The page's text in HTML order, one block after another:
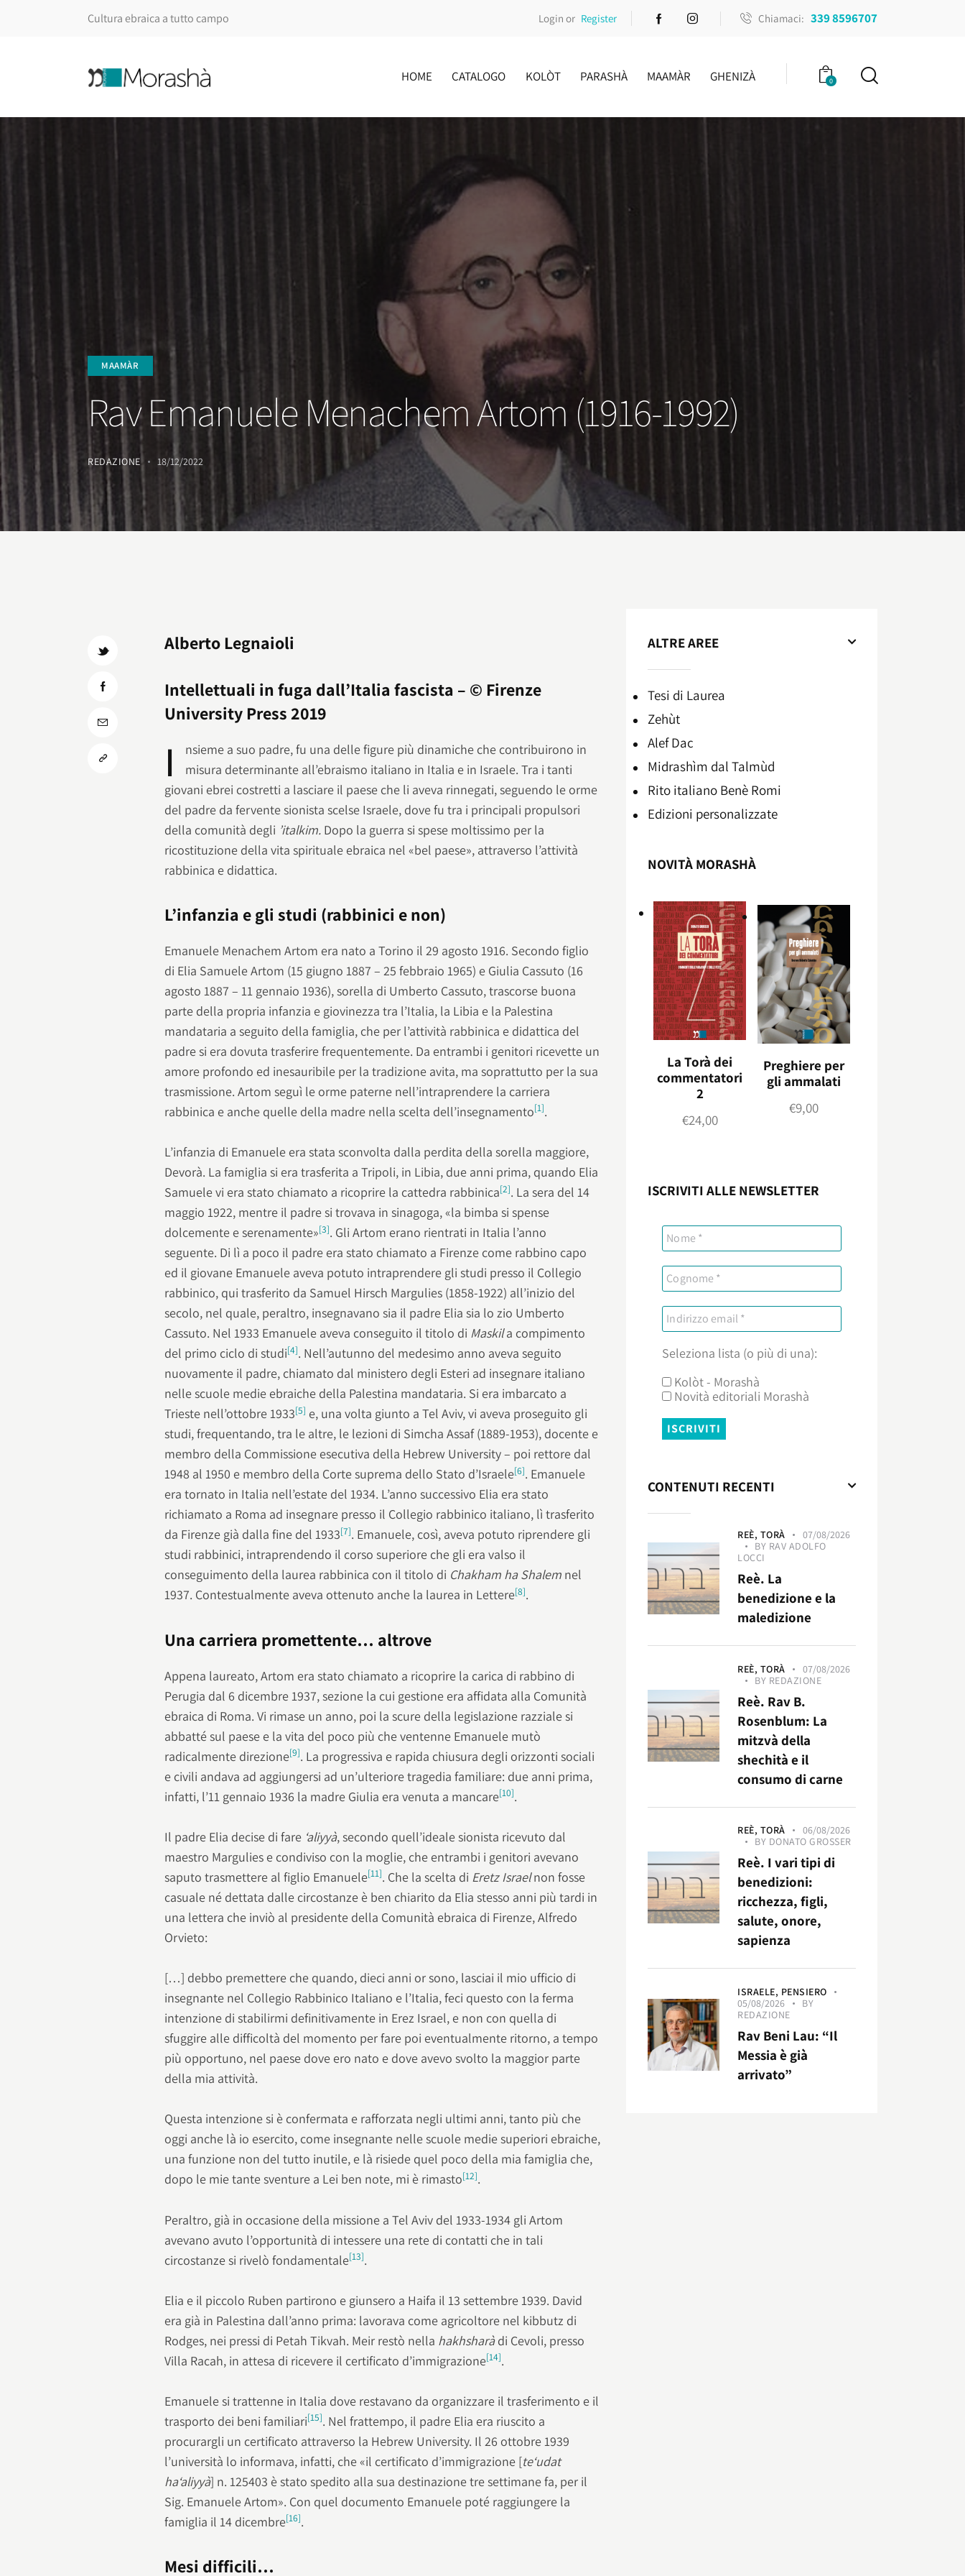
Cultura ebraica a tutto campo Login or Register Chiamaci: 339 8596707
HOME CATALOGO KOLÒT PARASHÀ MAAMÀR GHENIZÀ 0
MAAMÀR
Rav Emanuele Menachem Artom (1916-1992)
REDAZIONE 18/12/2022
Alberto Legnaioli
Intellettuali in fuga dall’Italia fascista – © Firenze
University Press 2019
I
nsieme a suo padre, fu una delle figure più dinamiche che contribuirono in
misura determinante all’ebraismo italiano in Italia e in Israele. Tra i tanti
giovani ebrei costretti a lasciare il paese che li aveva rinnegati, seguendo le orme
del padre da fervente sionista scelse Israele, dove fu tra i principali propulsori
della comunità degli ’italkim. Dopo la guerra si spese moltissimo per la
ricostituzione della vita spirituale ebraica nel «bel paese», attraverso l’attività
rabbinica e didattica.
L’infanzia e gli studi (rabbinici e non)
Emanuele Menachem Artom era nato a Torino il 29 agosto 1916. Secondo figlio
di Elia Samuele Artom (15 giugno 1887 – 25 febbraio 1965) e Giulia Cassuto (16
agosto 1887 – 11 gennaio 1936), sorella di Umberto Cassuto, trascorse buona
parte della propria infanzia e giovinezza tra l’Italia, la Libia e la Palestina
mandataria a seguito della famiglia, che per l’attività rabbinica e didattica del
padre si era dovuta trasferire frequentemente. Da entrambi i genitori ricevette un
amore profondo ed inesauribile per la tradizione avita, ma soprattutto per la sua
trasmissione. Artom seguì le orme paterne nell’intraprendere la carriera
rabbinica e anche quelle della madre nella scelta dell’insegnamento[1].
L’infanzia di Emanuele era stata sconvolta dalla perdita della sorella maggiore,
Devorà. La famiglia si era trasferita a Tripoli, in Libia, due anni prima, quando Elia
Samuele vi era stato chiamato a ricoprire la cattedra rabbinica[2]. La sera del 14
maggio 1922, mentre il padre si trovava in sinagoga, «la bimba si spense
dolcemente e serenamente»[3]. Gli Artom erano rientrati in Italia l’anno
seguente. Di lì a poco il padre era stato chiamato a Firenze come rabbino capo
ed il giovane Emanuele aveva potuto intraprendere gli studi presso il Collegio
rabbinico, qui trasferito da Samuel Hirsch Margulies (1858-1922) all’inizio del
secolo, nel quale, peraltro, insegnavano sia il padre Elia sia lo zio Umberto
Cassuto. Nel 1933 Emanuele aveva conseguito il titolo di Maskila compimento
del primo ciclo di studi[4]. Nell’autunno del medesimo anno aveva seguito
nuovamente il padre, chiamato dal ministero degli Esteri ad insegnare italiano
nelle scuole medie ebraiche della Palestina mandataria. Si era imbarcato a
Trieste nell’ottobre 1933[5] e, una volta giunto a Tel Aviv, vi aveva proseguito gli
studi, frequentando, tra le altre, le lezioni di Simcha Assaf (1889-1953), docente e
membro della Commissione esecutiva della Hebrew University – poi rettore dal
1948 al 1950 e membro della Corte suprema dello Stato d’Israele[6]. Emanuele
era tornato in Italia nell’estate del 1934. L’anno successivo Elia era stato
richiamato a Roma ad insegnare presso il Collegio rabbinico italiano, lì trasferito
da Firenze già dalla fine del 1933[7]. Emanuele, così, aveva potuto riprendere gli
studi rabbinici, intraprendendo il corso superiore che gli era valso il
conseguimento della laurea rabbinica con il titolo di Chakham ha Shalem nel
1937. Contestualmente aveva ottenuto anche la laurea in Lettere[8].
Una carriera promettente… altrove
Appena laureato, Artom era stato chiamato a ricoprire la carica di rabbino di
Perugia dal 6 dicembre 1937, sezione la cui gestione era affidata alla Comunità
ebraica di Roma. Vi rimase un anno, poi la scure della legislazione razziale si
abbatté sul paese e la vita del poco più che ventenne Emanuele mutò
radicalmente direzione[9]. La progressiva e rapida chiusura degli orizzonti sociali
e civili andava ad aggiungersi ad un’ulteriore tragedia familiare: due anni prima,
infatti, l’11 gennaio 1936 la madre Giulia era venuta a mancare[10].
Il padre Elia decise di fare ‘aliyyà, secondo quell’ideale sionista ricevuto dal
maestro Margulies e condiviso con la moglie, che entrambi i genitori avevano
saputo trasmettere al figlio Emanuele[11]. Che la scelta di Eretz Israelnon fosse
casuale né dettata dalle circostanze è ben chiarito da Elia stesso anni più tardi in
una lettera che inviò al presidente della Comunità ebraica di Firenze, Alfredo
Orvieto:
[…] debbo premettere che quando, dieci anni or sono, lasciai il mio ufficio di
insegnante nel Collegio Rabbinico Italiano e l’Italia, feci questo con la ferma
intenzione di stabilirmi definitivamente in Erez Israel, e non con quella di
sfuggire alle difficoltà del momento per fare poi eventualmente ritorno, a tempo
più opportuno, nel paese dove ero nato e dove avevo svolto la maggior parte
della mia attività.
Questa intenzione si è confermata e rafforzata negli ultimi anni, tanto più che
oggi anche là io esercito, come insegnante nelle scuole medie superiori ebraiche,
una funzione non del tutto inutile, e là risiede quel poco della mia famiglia che,
dopo le mie tante sventure a Lei ben note, mi è rimasto[12].
Peraltro, già in occasione della missione a Tel Aviv del 1933-1934 gli Artom
avevano avuto l’opportunità di intessere una rete di contatti che in tali
circostanze si rivelò fondamentale[13].
Elia e il piccolo Ruben partirono e giunsero a Haifa il 13 settembre 1939. David
era già in Palestina dall’anno prima: lavorava come agricoltore nel kibbutz di
Rodges, nei pressi di Petah Tikvah. Meir restò nella hakhsharàdi Cevoli, presso
Villa Racah, in attesa di ricevere il certificato d’immigrazione[14].
Emanuele si trattenne in Italia dove restavano da organizzare il trasferimento e il
trasporto dei beni familiari[15]. Nel frattempo, il padre Elia era riuscito a
procurargli un certificato attraverso la Hebrew University. Il 26 ottobre 1939
l’università lo informava, infatti, che «il certificato d’immigrazione [te‘udat
ha‘aliyyà] n. 125403 è stato spedito alla sua destinazione tre settimane fa, per il
Sig. Emanuele Artom». Con quel documento Emanuele poté raggiungere la
famiglia il 14 dicembre[16].
Mesi difficili…
ALTRE AREE
Tesi di Laurea
Zehùt
Alef Dac
Midrashìm dal Talmùd
Rito italiano Benè Romi​
Edizioni personalizzate
NOVITÀ MORASHÀ
La Torà dei
commentatori
2
€24,00
Preghiere per
gli ammalati
€9,00
ISCRIVITI ALLE NEWSLETTER
Seleziona lista (o più di una):
Kolòt - Morashà
Novità editoriali Morashà
CONTENUTI RECENTI
REÈ, TORÀ
07/08/2026
BY RAV ADOLFO
LOCCI
Reè. La
benedizione e la
maledizione
REÈ, TORÀ
07/08/2026
BY REDAZIONE
Reè. Rav B.
Rosenblum: La
mitzvà della
shechità e il
consumo di carne
REÈ, TORÀ
06/08/2026
BY DONATO GROSSER
Reè. I vari tipi di
benedizioni:
ricchezza, figli,
salute, onore,
sapienza
ISRAELE, PENSIERO
05/08/2026
BY
REDAZIONE
Rav Beni Lau: “Il
Messia è già
arrivato”